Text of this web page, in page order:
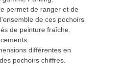
permet de ranger et de
de ces pochoirs
de peinture fraîche.
différentes en
pochoirs chiffres.